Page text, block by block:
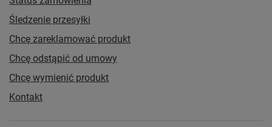
Śledzenie przesyłki
Chcę zareklamować produkt
Chcę odstąpić od umowy
Chcę wymienić produkt
Kontakt